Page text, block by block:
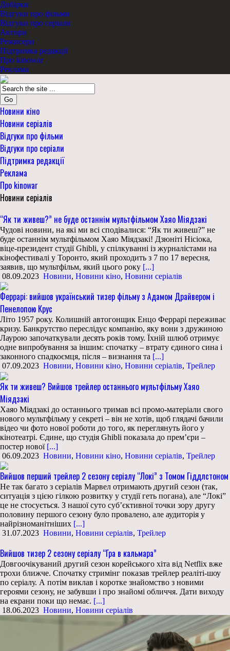
Добірки
Відгуки про фільми
Відгуки про серіали
Актори
Режисери
Підтримка редакції
Про kinowar
Реклама
Go
Новини кіно
Новини серіалів
Відгуки про фільми
Відгуки про серіали
Підтримка редакції
Реклама
Про kinowar
Новини серіалів
“Як ти живеш?” не буде останнім мультфільмом Хаяо Міядзакі
Чудові новини, на які ми всі сподівалися: “Як ти живеш?” не
буде останнім мультфільмом Хаяо Міядзакі! Дзюніті Нісіока,
віце-президент студії Ghibli, у спілкуванні із журналістами на
кінофестивалі у Торонто, який проходить з 7 по 17 вересня,
заявив, що мультфільм, який цього року [...]
08.09.2023 Новини, Новини кіно, Новини серіалів
Феррарі: вийшов український тизер фільму з Адамом Драйвером і
Пенелопою Крус
Літо 1957 року. Колишній автогонщик Енцо Феррарі переживає
кризу. Банкрутство переслідує компанію, яку вони з дружиною
Лаурою започаткували десять років тому. Їхній шлюб отримує
одне випробування за іншим: спочатку – втрату єдиного сина і
законного спадкоємця, після – визнання та [...]
07.09.2023 Новини, Новини кіно, Новини серіалів, Трейлер
Як ти живеш? Вийшов трейлер останнього мультфільму Хаяо
Міядзакі
Хаяо Міядзакі до останнього тримав всі промо-матеріали свого
нового мультфільму у секреті – він не хотів, щоб глядачі бачили
відео чи фото нової роботи до того, як переглянуть його у
кінотеатрі. Єдине, що студія Ghibli показала до прем’єри –
постер нової[...]
06.09.2023 Новини, Новини кіно, Новини серіалів, Трейлер
Вийшов перший трейлер 2 сезону серіалу “Локі” з Томом Гіддлстоном
Не так багато з серіалів Марвел отримають другий сезон (так,
ситуація з цією гілкою розвитку у студії геть погана), але “Локі”
це не стосується. З нашої суто суб’єктивної точки зору другу
половину першого сезону було провалено, але аудиторія у
найрізноманітніших [...]
31.07.2023 Новини, Новини серіалів, Трейлер
Вийшов тизер 2 сезону серіалу “Гра в кальмара”
Довгоочікуваний другий сезон корейського хіта від Netflix вже
трохи ближче. Спочатку стримінг показав трейлер реаліті-шоу
по серіалу. А потім виклав і коротке знайомство з новими
героями сезону, не забувши і про знайомі обличчя. Дати виходу
на екрани поки що немає. [...]
18.06.2023 Новини, Новини серіалів